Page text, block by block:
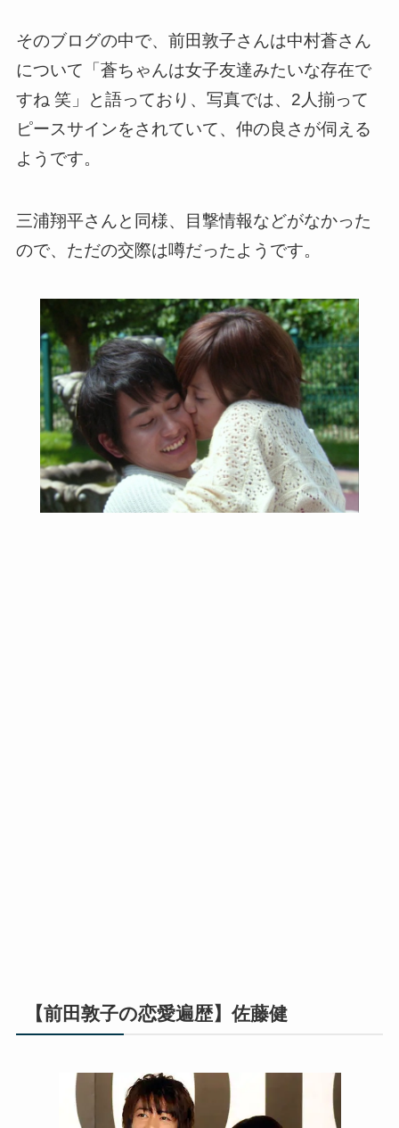
そのブログの中で、前田敦子さんは中村蒼さん
について「蒼ちゃんは女子友達みたいな存在で
すね 笑」と語っており、写真では、2人揃って
ピースサインをされていて、仲の良さが伺える
ようです。
三浦翔平さんと同様、目撃情報などがなかった
ので、ただの交際は噂だったようです。
【前田敦子の恋愛遍歴】佐藤健